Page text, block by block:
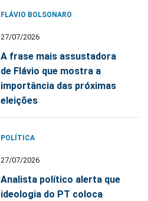
FLÁVIO BOLSONARO
27/07/2026
A frase mais assustadora
de Flávio que mostra a
importância das próximas
eleições
POLÍTICA
27/07/2026
Analista político alerta que
ideologia do PT coloca